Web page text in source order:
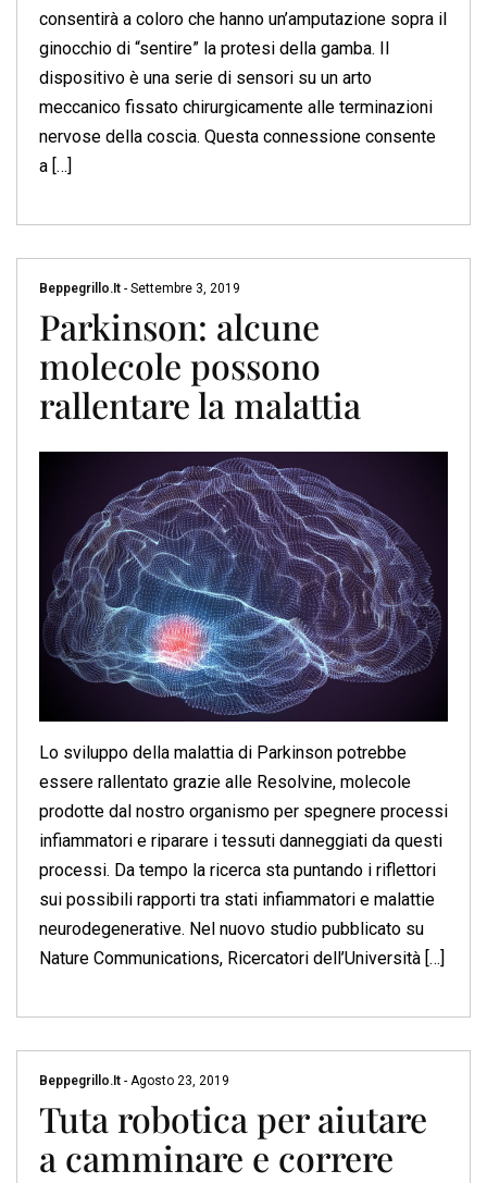
consentirà a coloro che hanno un’amputazione sopra il
ginocchio di “sentire” la protesi della gamba. Il
dispositivo è una serie di sensori su un arto
meccanico fissato chirurgicamente alle terminazioni
nervose della coscia. Questa connessione consente
a […]
Beppegrillo.it - Settembre 3, 2019
Parkinson: alcune
molecole possono
rallentare la malattia
Lo sviluppo della malattia di Parkinson potrebbe
essere rallentato grazie alle Resolvine, molecole
prodotte dal nostro organismo per spegnere processi
infiammatori e riparare i tessuti danneggiati da questi
processi. Da tempo la ricerca sta puntando i riflettori
sui possibili rapporti tra stati infiammatori e malattie
neurodegenerative. Nel nuovo studio pubblicato su
Nature Communications, Ricercatori dell’Università […]
Beppegrillo.it - Agosto 23, 2019
Tuta robotica per aiutare
a camminare e correre